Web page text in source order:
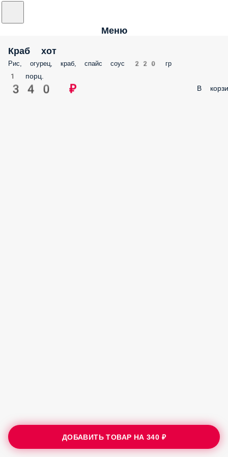
Меню
Краб хот
Рис, огурец, краб, спайс соус 220 гр
1 порц.
340 ₽ В
ДОБАВИТЬ ТОВАР НА340 ₽